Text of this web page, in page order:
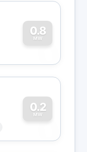
0.8
MW
0
0.2
MW
0